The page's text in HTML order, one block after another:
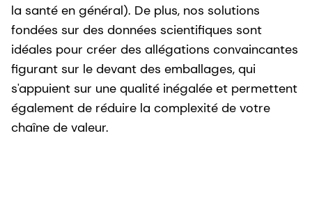
la santé en général). De plus, nos solutions
fondées sur des données scientifiques sont
idéales pour créer des allégations convaincantes
figurant sur le devant des emballages, qui
s'appuient sur une qualité inégalée et permettent
également de réduire la complexité de votre
chaîne de valeur.